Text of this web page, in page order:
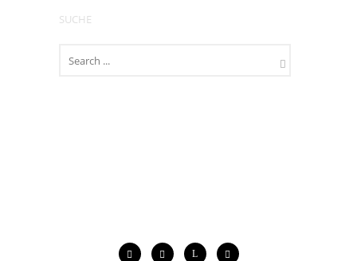
SUCHE